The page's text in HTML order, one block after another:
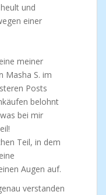
und
einer
meiner
Masha S. im
Posts
belohnt
bei mir
Teil, in dem
Augen auf.
verstanden